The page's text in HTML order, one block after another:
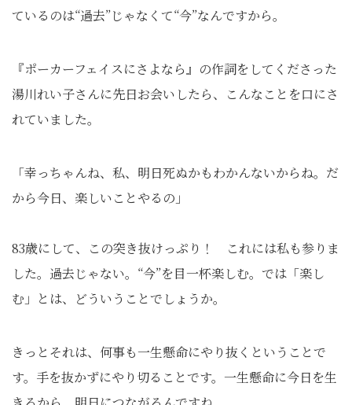
ているのは“過去”じゃなくて“今”なんですから。
『ポーカーフェイスにさよなら』の作詞をしてくださった
湯川れい子さんに先日お会いしたら、こんなことを口にさ
れていました。
「幸っちゃんね、私、明日死ぬかもわかんないからね。だ
から今日、楽しいことやるの」
83歳にして、この突き抜けっぷり！ これには私も参りま
した。過去じゃない。“今”を目一杯楽しむ。では「楽し
む」とは、どういうことでしょうか。
きっとそれは、何事も一生懸命にやり抜くということで
す。手を抜かずにやり切ることです。一生懸命に今日を生